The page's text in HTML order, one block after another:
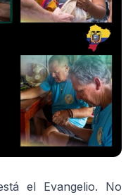
el Evangelio. No